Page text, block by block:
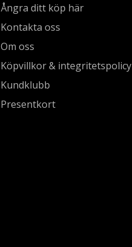
Ångra ditt köp här
Kontakta oss
Om oss
Köpvillkor & integritetspolicy
Kundklubb
Presentkort